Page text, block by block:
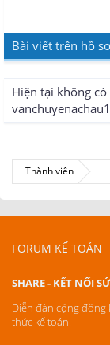
Bài viết trên hồ sơ
Hiện tại không
Thành viên
FORUM KẾ TOÁN
SHARE - KẾT NỐI
Diễn đàn cộng đồng
thức kế toán.